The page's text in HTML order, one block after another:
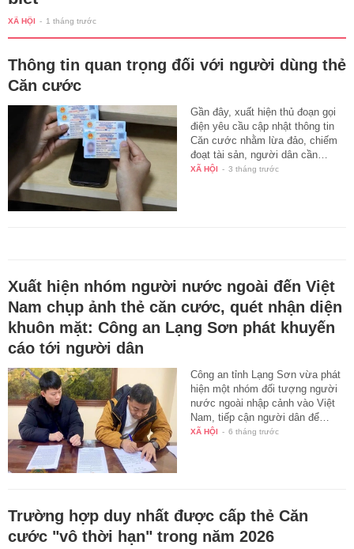
XÃ HỘI - 1 tháng trước
Thông tin quan trọng đối với người dùng thẻ
Căn cước
Gần đây, xuất hiện thủ đoạn gọi
điện yêu cầu cập nhật thông tin
Căn cước nhằm lừa đảo, chiếm
đoạt tài sản, người dân cần…
XÃ HỘI - 3 tháng trước
Xuất hiện nhóm người nước ngoài đến Việt
Nam chụp ảnh thẻ căn cước, quét nhận diện
khuôn mặt: Công an Lạng Sơn phát khuyến
cáo tới người dân
Công an tỉnh Lạng Sơn vừa phát
hiện một nhóm đối tượng người
nước ngoài nhập cảnh vào Việt
Nam, tiếp cận người dân để…
XÃ HỘI - 6 tháng trước
Trường hợp duy nhất được cấp thẻ Căn
cước "vô thời hạn" trong năm 2026